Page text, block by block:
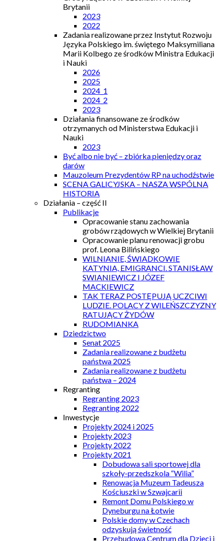
Brytanii
2023
2022
Zadania realizowane przez Instytut Rozwoju
Języka Polskiego im. świętego Maksymiliana
Marii Kolbego ze środków Ministra Edukacji
i Nauki
2026
2025
2024_1
2024_2
2023
Działania finansowane ze środków
otrzymanych od Ministerstwa Edukacji i
Nauki
2023
Być albo nie być – zbiórka pieniędzy oraz
darów
Mauzoleum Prezydentów RP na uchodźstwie
SCENA GALICYJSKA – NASZA WSPÓLNA
HISTORIA
Działania – część II
Publikacje
Opracowanie stanu zachowania
grobów rządowych w Wielkiej Brytanii
Opracowanie planu renowacji grobu
prof. Leona Bilińskiego
WILNIANIE, ŚWIADKOWIE
KATYNIA, EMIGRANCI. STANISŁAW
SWIANIEWICZ I JÓZEF
MACKIEWICZ
TAK TERAZ POSTĘPUJĄ UCZCIWI
LUDZIE. POLACY Z WILEŃSZCZYZNY
RATUJĄCY ŻYDÓW
RUDOMIANKA
Dziedzictwo
Senat 2025
Zadania realizowane z budżetu
państwa 2025
Zadania realizowane z budżetu
państwa – 2024
Regranting
Regranting 2023
Regranting 2022
Inwestycje
Projekty 2024 i 2025
Projekty 2023
Projekty 2022
Projekty 2021
Dobudowa sali sportowej dla
szkoły-przedszkola “Wilia”
Renowacja Muzeum Tadeusza
Kościuszki w Szwajcarii
Remont Domu Polskiego w
Dyneburgu na Łotwie
Polskie domy w Czechach
odzyskują świetność
Przebudowa Centrum dla Dzieci i